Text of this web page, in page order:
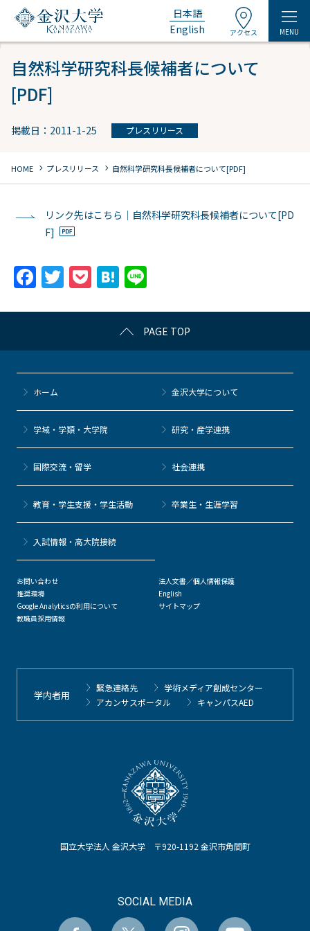
日本語
English
アクセス MENU
自然科学研究科長候補者について
[PDF]
掲載日：2011-1-25 プレスリリース
HOME chevron_right プレスリリース chevron_right 自然科学研究科長候補者について[PDF]
リンク先はこちら｜自然科学研究科長候補者について[PD
F]
F
c
e
b
o
o
k
T
itt
er
P
c
k
et
H
e
n
a
e
PAGE TOP
国立大学法人 金沢大学 〒920-1192 金沢市角間町
SOCIAL MEDIA
ホーム 金沢大学について
学域・学類・大学院 研究・産学連携
国際交流・留学 社会連携
教育・学生支援・学生活動 卒業生・生涯学習
⼊試情報・高大院接続
お問い合わせ
推奨環境
Google Analyticsの利用について
教職員採用情報
法人文書／個人情報保護
English
サイトマップ
学内者用
緊急連絡先
学術メディア創成センター
アカンサスポータル
キャンパスAED